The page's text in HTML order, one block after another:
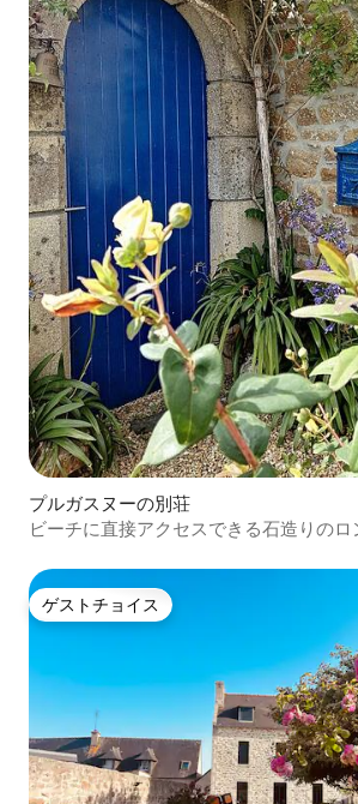
プルガスヌーの別荘
ビーチに直接アクセスできる石造りの
ゲストチョイス
ゲストチョイス